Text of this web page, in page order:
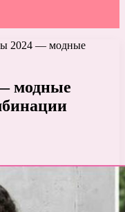
2024 — модные
модные